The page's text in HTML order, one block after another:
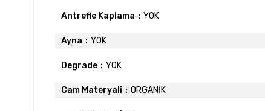
Antrefle Kaplama YOK
Ayna YOK
Degrade YOK
Cam Materyali ORGANİK